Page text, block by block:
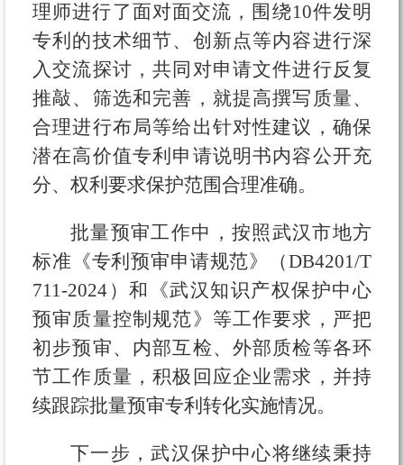
理师进行了面对面交流，围绕10件发明
专利的技术细节、创新点等内容进行深
入交流探讨，共同对申请文件进行反复
推敲、筛选和完善，就提高撰写质量、
合理进行布局等给出针对性建议，确保
潜在高价值专利申请说明书内容公开充
分、权利要求保护范围合理准确。
批量预审工作中，按照武汉市地方
标准《专利预审申请规范》（DB4201/T
711-2024）和《武汉知识产权保护中心
预审质量控制规范》等工作要求，严把
初步预审、内部互检、外部质检等各环
节工作质量，积极回应企业需求，并持
续跟踪批量预审专利转化实施情况。
下一步，武汉保护中心将继续秉持